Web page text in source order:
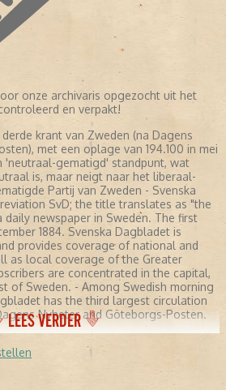
onze archivaris opgezocht uit het
en verpakt!
krant van Zweden (na Dagens
met een oplage van 194.100 in mei
'neutraal-gematigd' standpunt, wat
is, maar neigt naar het liberaal-
Partij van Zweden - Svenska
SvD; the title translates as "the
daily newspaper in Sweden. The first
1884. Svenska Dagbladet is
provides coverage of national and
as local coverage of the Greater
are concentrated in the capital,
of Sweden. - Among Swedish morning
has the third largest circulation
Nyheter and Göteborgs-Posten.
LEES VERDER